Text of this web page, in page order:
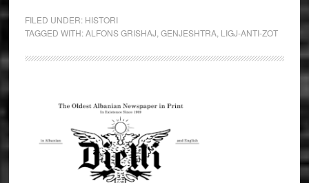
FILED UNDER: HISTORI
TAGGED WITH:ALFONS GRISHAJ GENJESHTRA, LIGJ-ANTI-ZOT